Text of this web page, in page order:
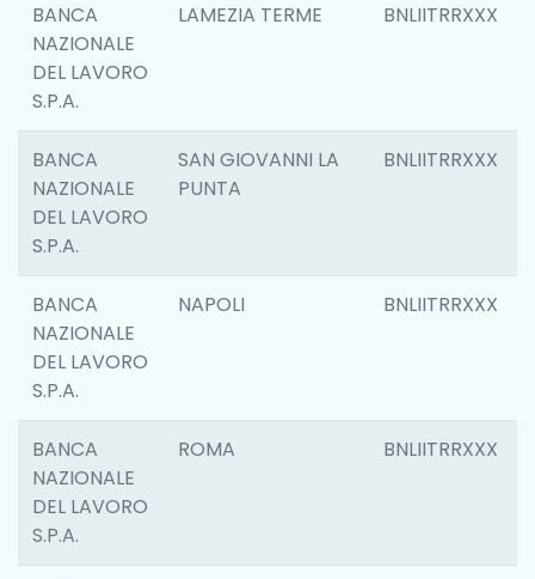
BANCA
NAZIONALE
DEL LAVORO
S.P.A.
LAMEZIA TERME BNLIITRRXXX
BANCA
NAZIONALE
DEL LAVORO
S.P.A.
SAN GIOVANNI LA
PUNTA
BNLIITRRXXX
BANCA
NAZIONALE
DEL LAVORO
S.P.A.
NAPOLI BNLIITRRXXX
BANCA
NAZIONALE
DEL LAVORO
S.P.A.
ROMA BNLIITRRXXX